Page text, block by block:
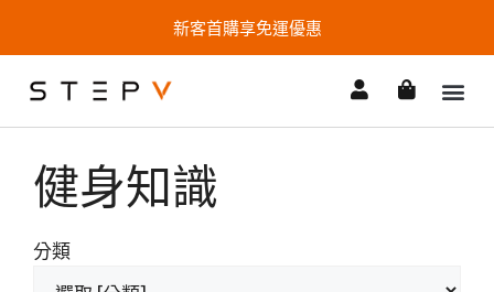
新客首購享免運優惠
健身知識
分類